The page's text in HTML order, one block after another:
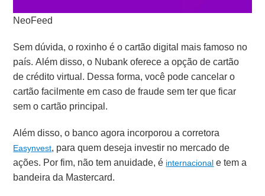
NeoFeed
Sem dúvida, o roxinho é o cartão digital mais famoso no
país. Além disso, o Nubank oferece a opção de cartão
de crédito virtual. Dessa forma, você pode cancelar o
cartão facilmente em caso de fraude sem ter que ficar
sem o cartão principal.
Além disso, o banco agora incorporou a corretora
Easynvest, para quem deseja investir no mercado de
ações. Por fim, não tem anuidade, é internacional e tem a
bandeira da Mastercard.